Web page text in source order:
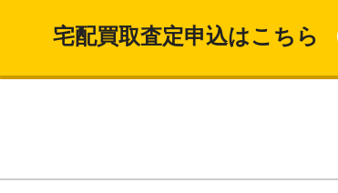
宅配買取査定申込はこちら